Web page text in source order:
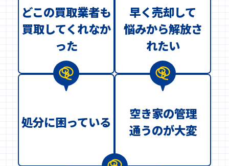
どこの買取業者も
買取してくれなか
った
早く売却して
悩みから解放さ
れたい
処分に困っている
空き家の管理
通うのが大変